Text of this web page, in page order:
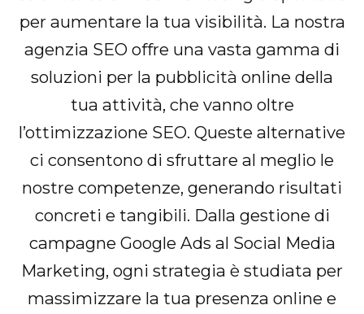
per aumentare la tua visibilità. La nostra
agenzia SEO offre una vasta gamma di
soluzioni per la pubblicità online della
tua attività, che vanno oltre
l’ottimizzazione SEO. Queste alternative
ci consentono di sfruttare al meglio le
nostre competenze, generando risultati
concreti e tangibili. Dalla gestione di
campagne Google Ads al Social Media
Marketing, ogni strategia è studiata per
massimizzare la tua presenza online e